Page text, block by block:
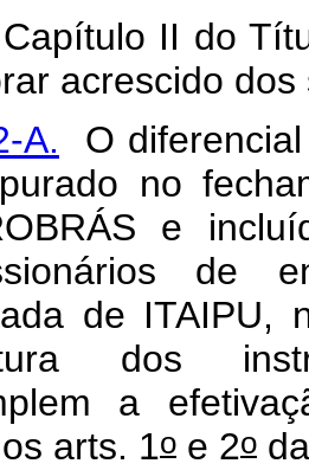
II do
acrescido
A. O
no
e
de
de ITAIPU,
dos
a
arts. 1o e 2o